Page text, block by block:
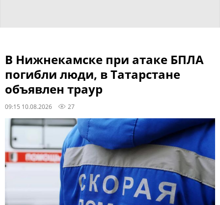
В Нижнекамске при атаке БПЛА
погибли люди, в Татарстане
объявлен траур
09:15 10.08.2026 27